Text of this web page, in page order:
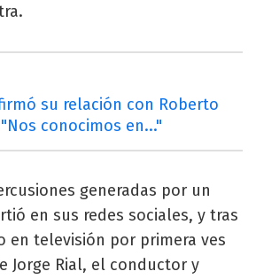
su relación con Roberto
conocimos en..."
generadas por un
en sus redes sociales, y tras
en televisión por primera ves
Jorge Rial, el conductor y